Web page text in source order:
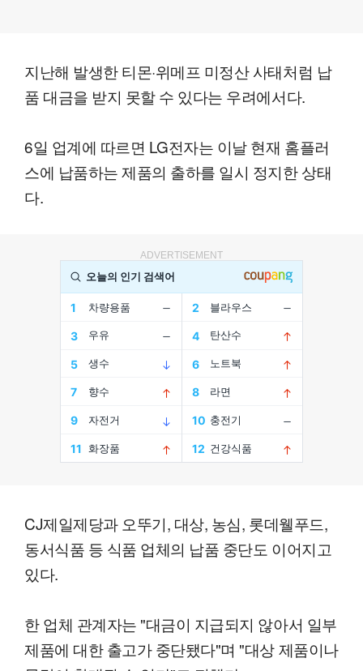
지난해 발생한 티몬·위메프 미정산 사태처럼 납
품 대금을 받지 못할 수 있다는 우려에서다.
6일 업계에 따르면 LG전자는 이날 현재 홈플러
스에 납품하는 제품의 출하를 일시 정지한 상태
다.
ADVERTISEMENT
CJ제일제당과 오뚜기, 대상, 농심, 롯데웰푸드,
동서식품 등 식품 업체의 납품 중단도 이어지고
있다.
한 업체 관계자는 "대금이 지급되지 않아서 일부
제품에 대한 출고가 중단됐다"며 "대상 제품이나